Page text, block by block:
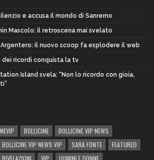
e accusa il mondo di Sanremo
Mascolo: il retroscena mai svelato
Argentero: il nuovo scoop fa esplodere il web
dei ricordi conquista la tv
Island svela: “Non lo ricordo con gioia,
BOLLICINE
BOLLICINE VIP NEWS
BOLLICINE VIP NEWS VIP SARA FONTE
FEATURED
RIVELAZIONI VIP UOMINI E DONNE